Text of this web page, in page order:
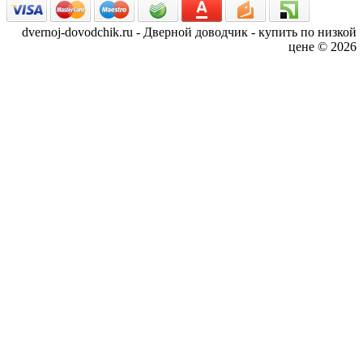
dvernoj-dovodchik.ru - Дверной доводчик - купить по низкой
цене © 2026